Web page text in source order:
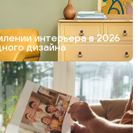
интерьера в 2026
дизайна